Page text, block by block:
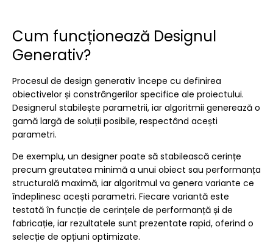
Cum funcționează Designul
Generativ?
Procesul de design generativ începe cu definirea
obiectivelor și constrângerilor specifice ale proiectului.
Designerul stabilește parametrii, iar algoritmii generează o
gamă largă de soluții posibile, respectând acești
parametri.
De exemplu, un designer poate să stabilească cerințe
precum greutatea minimă a unui obiect sau performanța
structurală maximă, iar algoritmul va genera variante ce
îndeplinesc acești parametri. Fiecare variantă este
testată în funcție de cerințele de performanță și de
fabricație, iar rezultatele sunt prezentate rapid, oferind o
selecție de opțiuni optimizate.